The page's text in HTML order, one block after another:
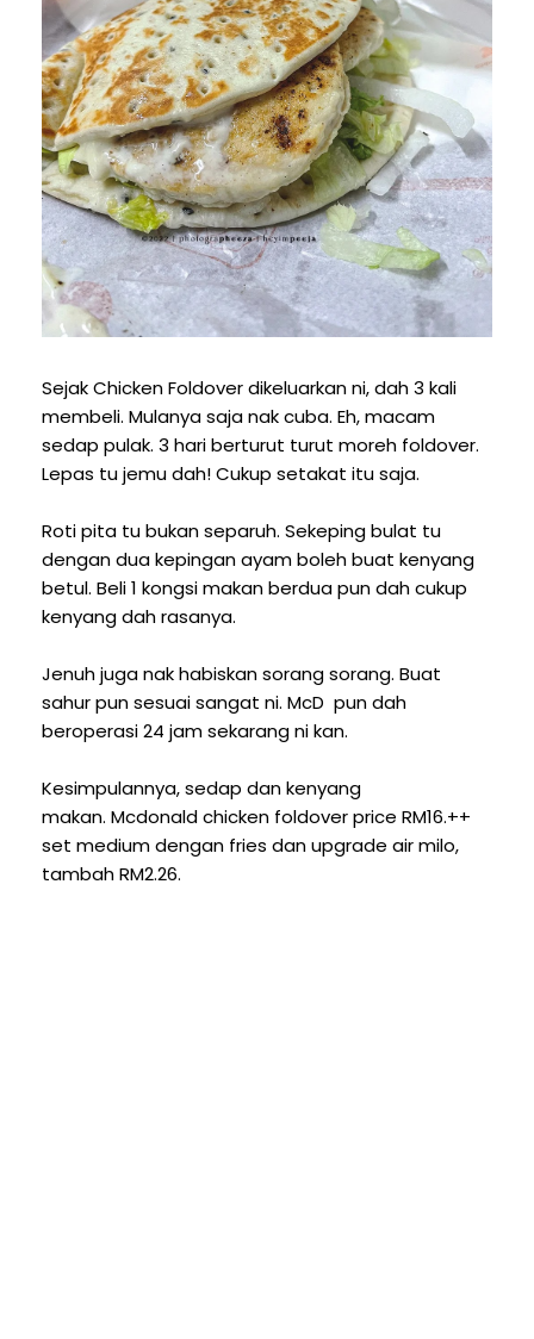
Sejak Chicken Foldover dikeluarkan ni, dah 3 kali
membeli. Mulanya saja nak cuba. Eh, macam
sedap pulak. 3 hari berturut turut moreh foldover.
Lepas tu jemu dah! Cukup setakat itu saja.
Roti pita tu bukan separuh. Sekeping bulat tu
dengan dua kepingan ayam boleh buat kenyang
betul. Beli 1 kongsi makan berdua pun dah cukup
kenyang dah rasanya.
Jenuh juga nak habiskan sorang sorang. Buat
sahur pun sesuai sangat ni. McD pun dah
beroperasi 24 jam sekarang ni kan.
Kesimpulannya, sedap dan kenyang
makan. Mcdonald chicken foldover price RM16.++
set medium dengan fries dan upgrade air milo,
tambah RM2.26.